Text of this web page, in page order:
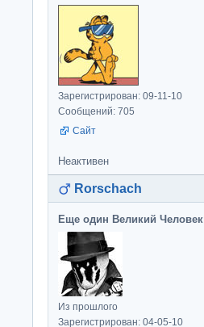
Зарегистрирован: 09-11-10
Сообщений: 705
Сайт
Неактивен
Rorschach
Еще один Великий Человек
Из прошлого
Зарегистрирован: 04-05-10